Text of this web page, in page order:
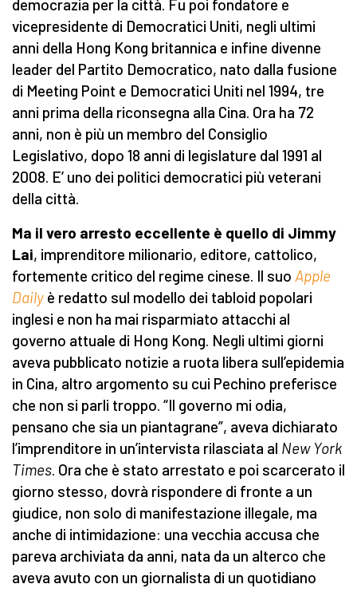
democrazia per la città. Fu poi fondatore e
vicepresidente di Democratici Uniti, negli ultimi
anni della Hong Kong britannica e infine divenne
leader del Partito Democratico, nato dalla fusione
di Meeting Point e Democratici Uniti nel 1994, tre
anni prima della riconsegna alla Cina. Ora ha 72
anni, non è più un membro del Consiglio
Legislativo, dopo 18 anni di legislature dal 1991 al
2008. E’ uno dei politici democratici più veterani
della città.
Ma il vero arresto eccellente è quello di Jimmy
Lai, imprenditore milionario, editore, cattolico,
fortemente critico del regime cinese. Il suo Apple
Daily è redatto sul modello dei tabloid popolari
inglesi e non ha mai risparmiato attacchi al
governo attuale di Hong Kong. Negli ultimi giorni
aveva pubblicato notizie a ruota libera sull’epidemia
in Cina, altro argomento su cui Pechino preferisce
che non si parli troppo. “Il governo mi odia,
pensano che sia un piantagrane”, aveva dichiarato
l’imprenditore in un’intervista rilasciata al New York
Times. Ora che è stato arrestato e poi scarcerato il
giorno stesso, dovrà rispondere di fronte a un
giudice, non solo di manifestazione illegale, ma
anche di intimidazione: una vecchia accusa che
pareva archiviata da anni, nata da un alterco che
aveva avuto con un giornalista di un quotidiano